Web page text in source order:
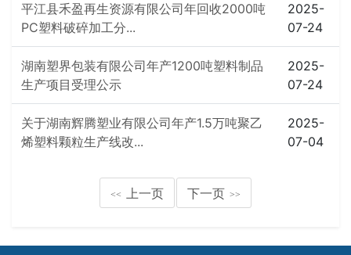
平江县禾盈再生资源有限公司年回收2000吨
PC塑料破碎加工分...
2025-
07-24
湖南塑界包装有限公司年产1200吨塑料制品
生产项目受理公示
2025-
07-24
关于湖南辉腾塑业有限公司年产1.5万吨聚乙
烯塑料颗粒生产线改...
2025-
07-04
<< 上一页 下一页 >>